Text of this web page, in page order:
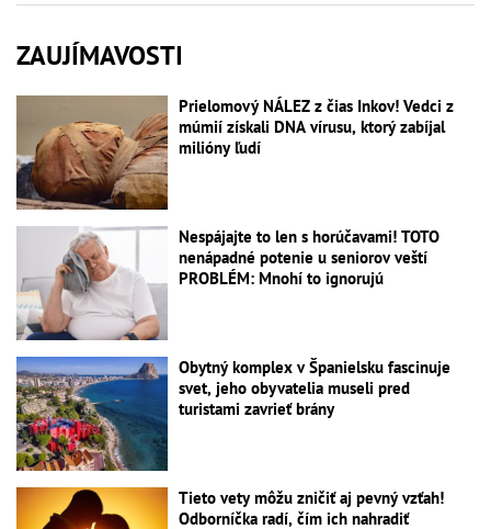
ZAUJÍMAVOSTI
Prielomový NÁLEZ z čias Inkov! Vedci z
múmií získali DNA vírusu, ktorý zabíjal
milióny ľudí
Nespájajte to len s horúčavami! TOTO
nenápadné potenie u seniorov veští
PROBLÉM: Mnohí to ignorujú
Obytný komplex v Španielsku fascinuje
svet, jeho obyvatelia museli pred
turistami zavrieť brány
Tieto vety môžu zničiť aj pevný vzťah!
Odborníčka radí, čím ich nahradiť